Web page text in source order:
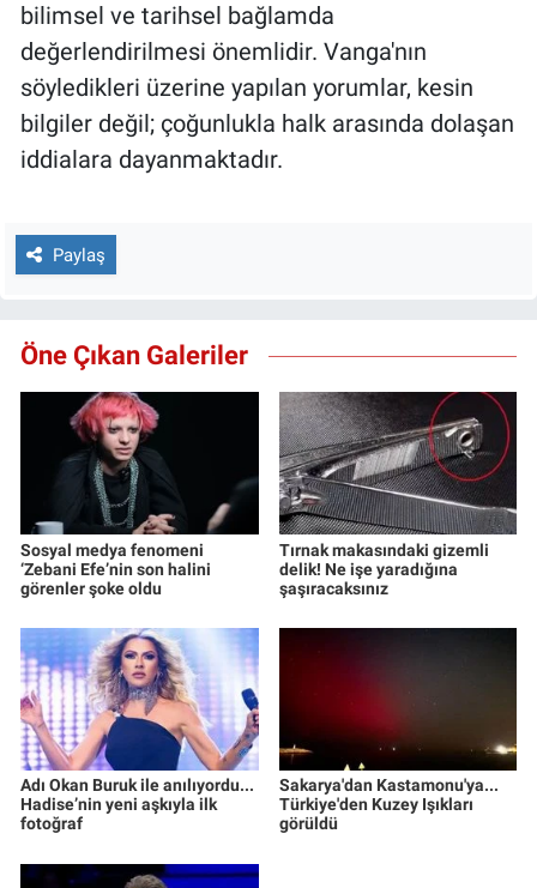
bilimsel ve tarihsel bağlamda
değerlendirilmesi önemlidir. Vanga'nın
söyledikleri üzerine yapılan yorumlar, kesin
bilgiler değil; çoğunlukla halk arasında dolaşan
iddialara dayanmaktadır.
Paylaş
Öne Çıkan Galeriler
Sosyal medya fenomeni
‘Zebani Efe’nin son halini
görenler şoke oldu
Tırnak makasındaki gizemli
delik! Ne işe yaradığına
şaşıracaksınız
Adı Okan Buruk ile anılıyordu...
Hadise’nin yeni aşkıyla ilk
fotoğraf
Sakarya'dan Kastamonu'ya...
Türkiye'den Kuzey Işıkları
görüldü